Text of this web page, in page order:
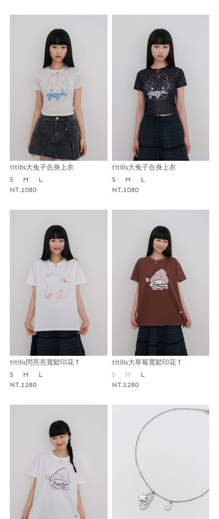
titilis大兔子合身上衣
S
M
L
NT.1080
titilis大兔子合身上衣
S
M
L
NT.1080
titilis閃亮亮寬鬆印花Ｔ
S
M
L
NT.1280
titilis大草莓寬鬆印花Ｔ
S
M
L
NT.1280